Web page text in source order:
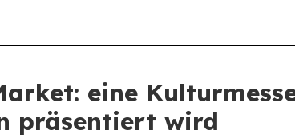
eine
präsentiert wird